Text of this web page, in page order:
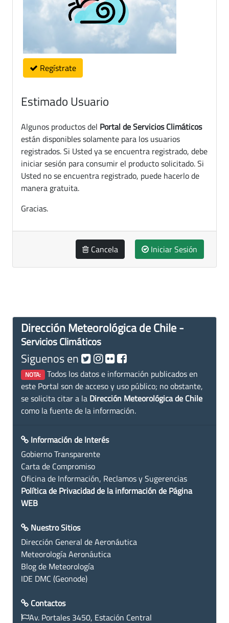
Regístrate
Estimado Usuario
Algunos productos del Portal de Servicios Climáticos
están disponibles solamente para los usuarios
registrados. Si Usted ya se encuentra registrado, debe
iniciar sesión para consumir el producto solicitado. Si
Usted no se encuentra registrado, puede hacerlo de
manera gratuita.
Gracias.
Cancela Iniciar Sesión
Dirección Meteorológica de Chile -
Servicios Climáticos
Siguenos en
NOTA: Todos los datos e información publicados en
este Portal son de acceso y uso público; no obstante,
se solicita citar a la Dirección Meteorológica de Chile
como la fuente de la información.
Información de Interés
Gobierno Transparente
Carta de Compromiso
Oficina de Información, Reclamos y Sugerencias
Política de Privacidad de la información de Página
WEB
Nuestro Sitios
Dirección General de Aeronáutica
Meteorología Aeronáutica
Blog de Meteorología
IDE DMC (Geonode)
Contactos
Av. Portales 3450, Estación Central